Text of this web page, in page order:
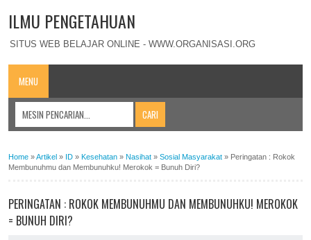
ILMU PENGETAHUAN
SITUS WEB BELAJAR ONLINE - WWW.ORGANISASI.ORG
MENU
Home »Artikel » ID » Kesehatan » Nasihat » Sosial Masyarakat » Peringatan : Rokok
Membunuhmu dan Membunuhku! Merokok = Bunuh Diri?
PERINGATAN : ROKOK MEMBUNUHMU DAN MEMBUNUHKU! MEROKOK
= BUNUH DIRI?